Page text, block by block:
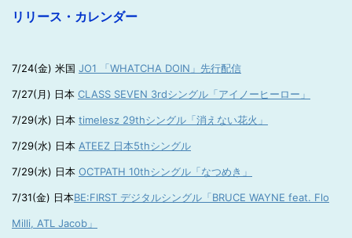
リリース・カレンダー
7/24(金) 米国 JO1 「WHATCHA DOIN」先行配信
7/27(月) 日本 CLASS SEVEN 3rdシングル「アイノーヒーロー」
7/29(水) 日本 timelesz 29thシングル「消えない花火」
7/29(水) 日本 ATEEZ 日本5thシングル
7/29(水) 日本 OCTPATH 10thシングル「なつめき」
7/31(金) 日本BE:FIRST デジタルシングル「BRUCE WAYNE feat. Flo
Milli, ATL Jacob」